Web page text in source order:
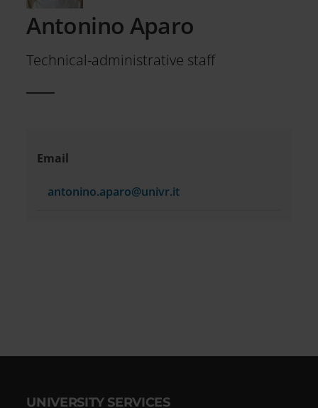
Antonino Aparo
Technical-administrative staff
Contact
Email
antonino.aparo@univr.it
UNIVERSITY SERVICES